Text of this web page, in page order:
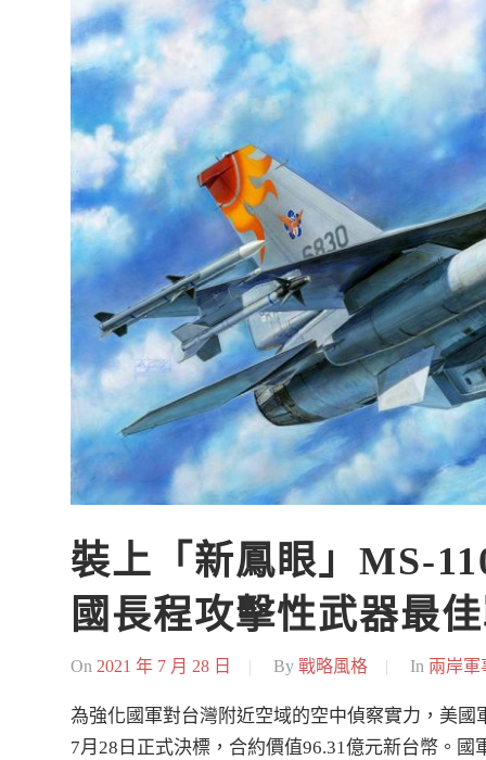
裝上「新鳳眼」MS-
國長程攻擊性武器最
On 2021 年 7 月 28 日 By 戰略風格 In 兩岸軍
為強化國軍對台灣附近空域的空中偵察實力，美
7月28日正式決標，合約價值96.31億元新台幣。